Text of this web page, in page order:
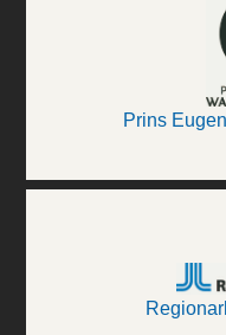
Prins